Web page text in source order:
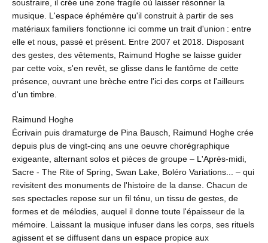
soustraire, il crée une zone fragile où laisser résonner la
musique. L'espace éphémère qu'il construit à partir de ses
matériaux familiers fonctionne ici comme un trait d'union : entre
elle et nous, passé et présent. Entre 2007 et 2018. Disposant
des gestes, des vêtements, Raimund Hoghe se laisse guider
par cette voix, s'en revêt, se glisse dans le fantôme de cette
présence, ouvrant une brèche entre l'ici des corps et l'ailleurs
d'un timbre.
Raimund Hoghe
Écrivain puis dramaturge de Pina Bausch, Raimund Hoghe crée
depuis plus de vingt-cinq ans une oeuvre chorégraphique
exigeante, alternant solos et pièces de groupe – L'Après-midi,
Sacre - The Rite of Spring, Swan Lake, Boléro Variations... – qui
revisitent des monuments de l'histoire de la danse. Chacun de
ses spectacles repose sur un fil ténu, un tissu de gestes, de
formes et de mélodies, auquel il donne toute l'épaisseur de la
mémoire. Laissant la musique infuser dans les corps, ses rituels
agissent et se diffusent dans un espace propice aux